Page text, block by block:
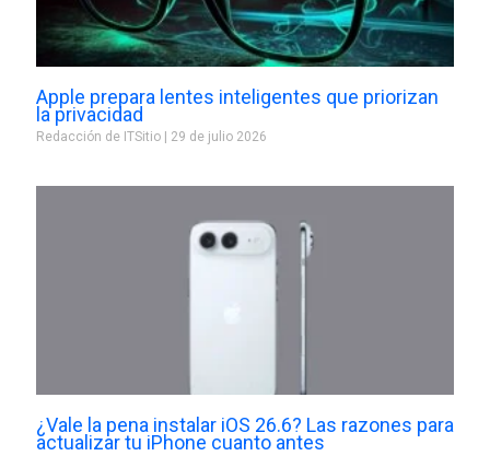
Apple prepara lentes inteligentes que priorizan
la privacidad
Redacción de ITSitio 29 de julio 2026
¿Vale la pena instalar iOS 26.6? Las razones para
actualizar tu iPhone cuanto antes